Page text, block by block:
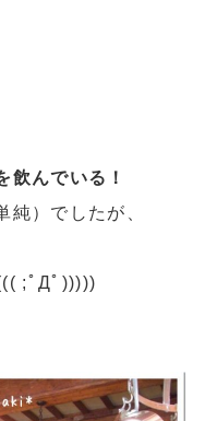
飲んでいる！
純）でしたが、
;ﾟДﾟ)))))